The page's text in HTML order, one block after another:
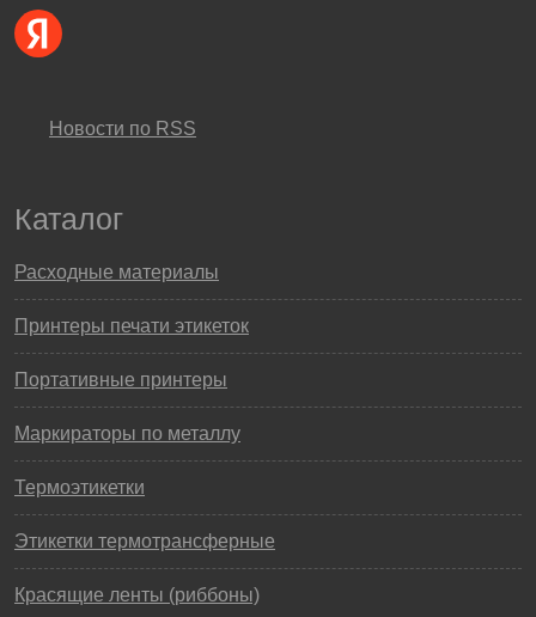
Новости по RSS
Каталог
Расходные материалы
Принтеры печати этикеток
Портативные принтеры
Маркираторы по металлу
Термоэтикетки
Этикетки термотрансферные
Красящие ленты (риббоны)